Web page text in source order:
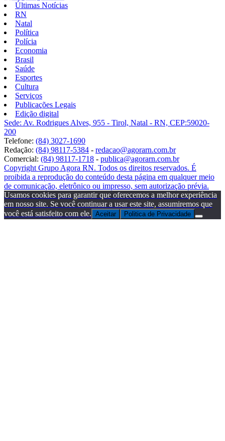
Últimas Notícias
RN
Natal
Política
Polícia
Economia
Brasil
Saúde
Esportes
Cultura
Serviços
Publicações Legais
Edição digital
Sede: Av. Rodrigues Alves, 955 - Tirol, Natal - RN, CEP:59020-
200
Telefone: (84) 3027-1690
Redação: (84) 98117-5384 - redacao@agorarn.com.br
Comercial: (84) 98117-1718 - publica@agorarn.com.br
Copyright Grupo Agora RN. Todos os direitos reservados. É
proibida a reprodução do conteúdo desta página em qualquer meio
de comunicação, eletrônico ou impresso, sem autorização prévia.
Usamos cookies para garantir que oferecemos a melhor experiência
em nosso site. Se você continuar a usar este site, assumiremos que
você está satisfeito com ele. Aceitar Politica de Privacidade